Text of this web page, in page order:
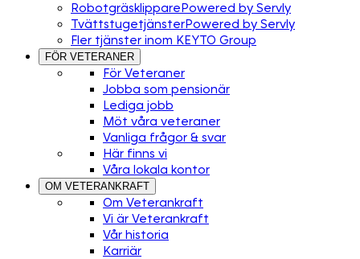
RobotgräsklipparePowered by Servly
TvättstugetjänsterPowered by Servly
Fler tjänster inom KEYTO Group
FÖR VETERANER
För Veteraner
Jobba som pensionär
Lediga jobb
Möt våra veteraner
Vanliga frågor & svar
Här finns vi
Våra lokala kontor
OM VETERANKRAFT
Om Veterankraft
Vi är Veterankraft
Vår historia
Karriär